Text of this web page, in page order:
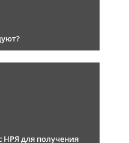
НРЯ для получения